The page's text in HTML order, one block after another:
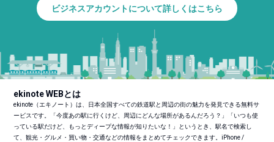
ビジネスアカウントについて詳しくはこちら
ekinote WEBとは
ekinote（エキノート）は、日本全国すべての鉄道駅と周辺の街の魅力を発見できる無料サ
ービスです。「今度あの駅に行くけど、周辺にどんな場所があるんだろう？」「いつも使
っている駅だけど、もっとディープな情報が知りたいな！」というとき、駅名で検索し
て、観光・グルメ・買い物・交通などの情報をまとめてチェックできます。iPhone /